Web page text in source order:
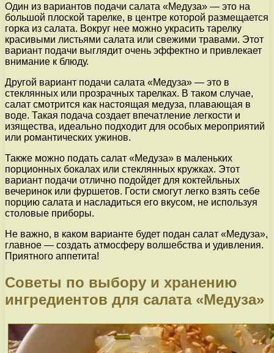
Один из вариантов подачи салата «Медуза» — это на
большой плоской тарелке, в центре которой размещается
горка из салата. Вокруг нее можно украсить тарелку
красивыми листьями салата или свежими травами. Этот
вариант подачи выглядит очень эффектно и привлекает
внимание к блюду.
Другой вариант подачи салата «Медуза» — это в
стеклянных или прозрачных тарелках. В таком случае,
салат смотрится как настоящая медуза, плавающая в
воде. Такая подача создает впечатление легкости и
изящества, идеально подходит для особых мероприятий
или романтических ужинов.
Также можно подать салат «Медуза» в маленьких
порционных бокалах или стеклянных кружках. Этот
вариант подачи отлично подойдет для коктейльных
вечеринок или фуршетов. Гости смогут легко взять себе
порцию салата и насладиться его вкусом, не используя
столовые приборы.
Не важно, в каком варианте будет подан салат «Медуза»,
главное — создать атмосферу волшебства и удивления.
Приятного аппетита!
Советы по выбору и хранению
ингредиентов для салата «Медуза»